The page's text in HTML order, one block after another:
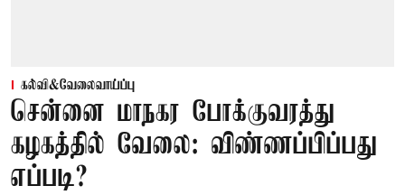
கல்வி&வேலைவாய்ப்பு
சென்னை மாநகர போக்குவரத்து
கழகத்தில் வேலை: விண்ணப்பிப்பது
எப்படி?